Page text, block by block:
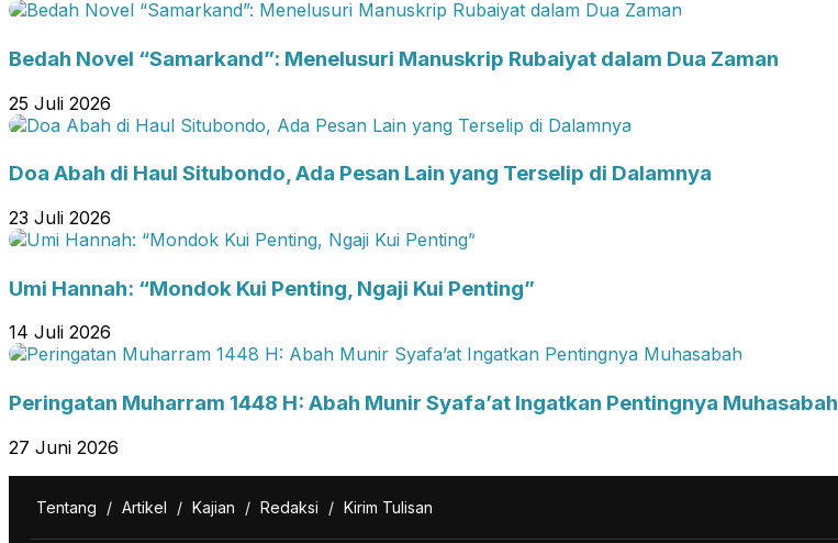
Bedah Novel “Samarkand”: Menelusuri Manuskrip Rubaiyat dalam Dua Zaman
25 Juli 2026
Doa Abah di Haul Situbondo, Ada Pesan Lain yang Terselip di Dalamnya
23 Juli 2026
Umi Hannah: “Mondok Kui Penting, Ngaji Kui Penting”
14 Juli 2026
Peringatan Muharram 1448 H: Abah Munir Syafa’at Ingatkan Pentingnya Muhasabah
27 Juni 2026
Tentang / Artikel / Kajian / Redaksi / Kirim Tulisan